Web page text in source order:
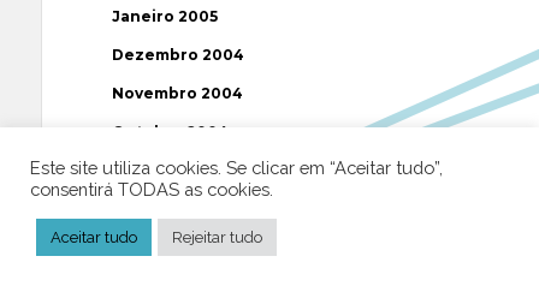
Janeiro 2005
Dezembro 2004
Novembro 2004
Outubro 2004
Setembro 2004
Julho 2004
Este site utiliza cookies. Se clicar em “Aceitar tudo”,
consentirá TODAS as cookies.
Aceitar tudo Rejeitar tudo